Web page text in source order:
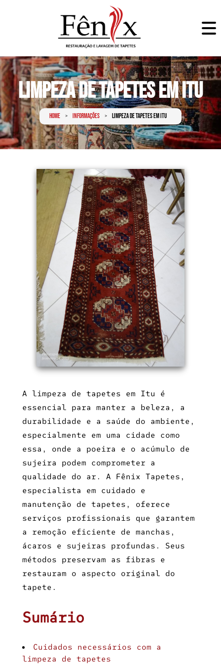
Limpeza de Tapetes em Itu
Home Informações Limpeza de Tapetes em Itu
A limpeza de tapetes em Itu é
essencial para manter a beleza, a
durabilidade e a saúde do ambiente,
especialmente em uma cidade como
essa, onde a poeira e o acúmulo de
sujeira podem comprometer a
qualidade do ar. A Fênix Tapetes,
especialista em cuidado e
manutenção de tapetes, oferece
serviços profissionais que garantem
a remoção eficiente de manchas,
ácaros e sujeiras profundas. Seus
métodos preservam as fibras e
restauram o aspecto original do
tapete.
Sumário
Cuidados necessários com a
limpeza de tapetes